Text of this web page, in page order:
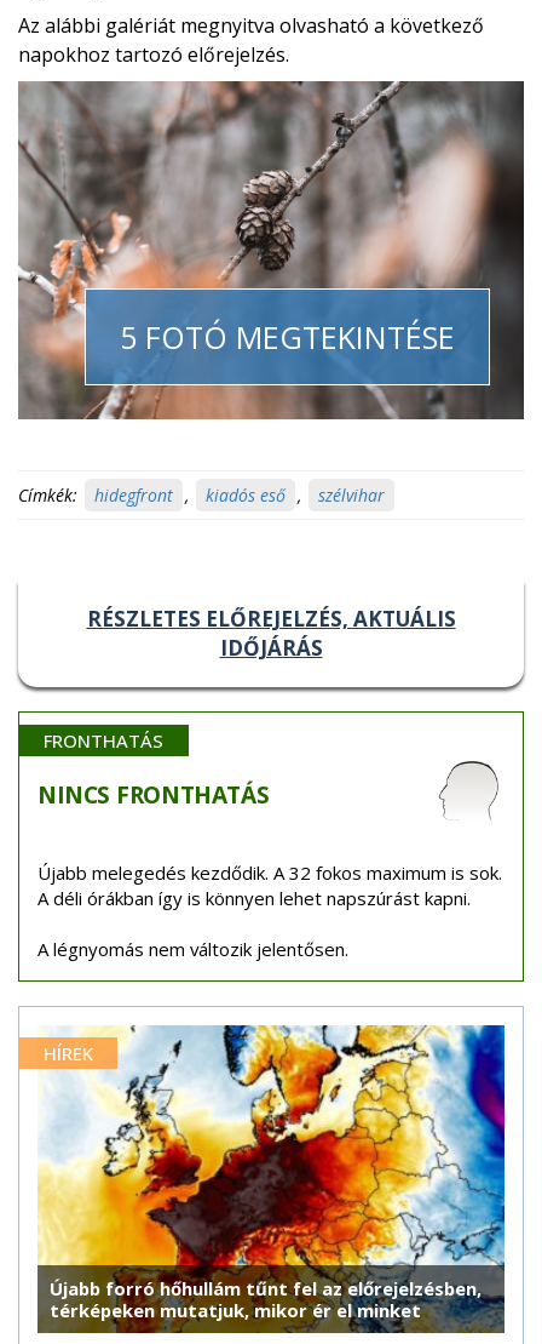
Az alábbi galériát megnyitva olvasható a következő
napokhoz tartozó előrejelzés.
5 FOTÓ MEGTEKINTÉSE
Címkék: hidegfront , kiadós eső , szélvihar
RÉSZLETES ELŐREJELZÉS, AKTUÁLIS
IDŐJÁRÁS
FRONTHATÁS
NINCS FRONTHATÁS
Újabb melegedés kezdődik. A 32 fokos maximum is sok.
A déli órákban így is könnyen lehet napszúrást kapni.
A légnyomás nem változik jelentősen.
HÍREK
Újabb forró hőhullám tűnt fel az előrejelzésben,
térképeken mutatjuk, mikor ér el minket